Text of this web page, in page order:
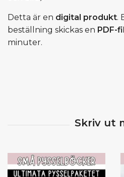
Detta är en digital produkt.
beställning skickas en PDF-fil
minuter.